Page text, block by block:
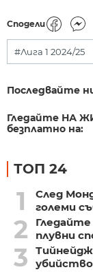
Сподели
#Лига 1 2024/25
Последвайте
Гледайте НА
безплатно на:
ТОП 24
1
След
големи
2
плувни
3